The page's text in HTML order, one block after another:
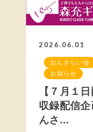
2026.06.01
おんさらい会
お知らせ
【７月１
収録配信
んさ...